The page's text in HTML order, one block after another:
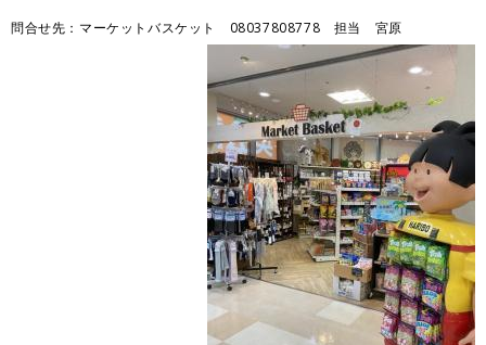
問合せ先：マーケットバスケット 08037808778 担当 宮原